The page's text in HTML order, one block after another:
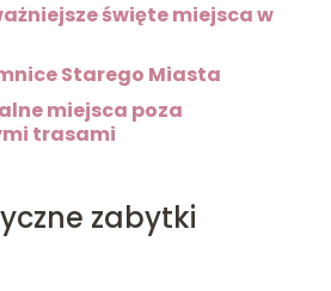
święte miejsca w
Starego Miasta
miejsca poza
trasami
zabytki